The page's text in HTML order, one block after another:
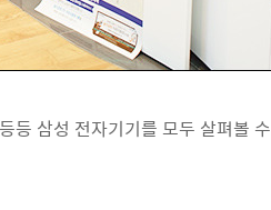
등 삼성 전자기기를 모두 살펴볼